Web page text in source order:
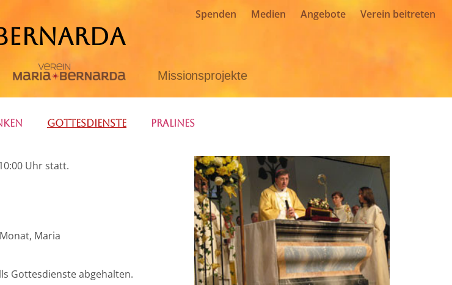
Spenden Medien Angebote Verein beitreten
Missionsprojekte
Gottesdienste Pralines
Uhr statt.
Maria
Gottesdienste abgehalten.